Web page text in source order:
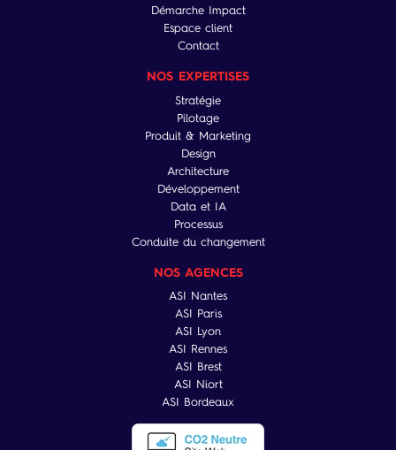
Démarche Impact
Espace client
Contact
NOS EXPERTISES
Stratégie
Pilotage
Produit & Marketing
Design
Architecture
Développement
Data et IA
Processus
Conduite du changement
NOS AGENCES
ASI Nantes
ASI Paris
ASI Lyon
ASI Rennes
ASI Brest
ASI Niort
ASI Bordeaux